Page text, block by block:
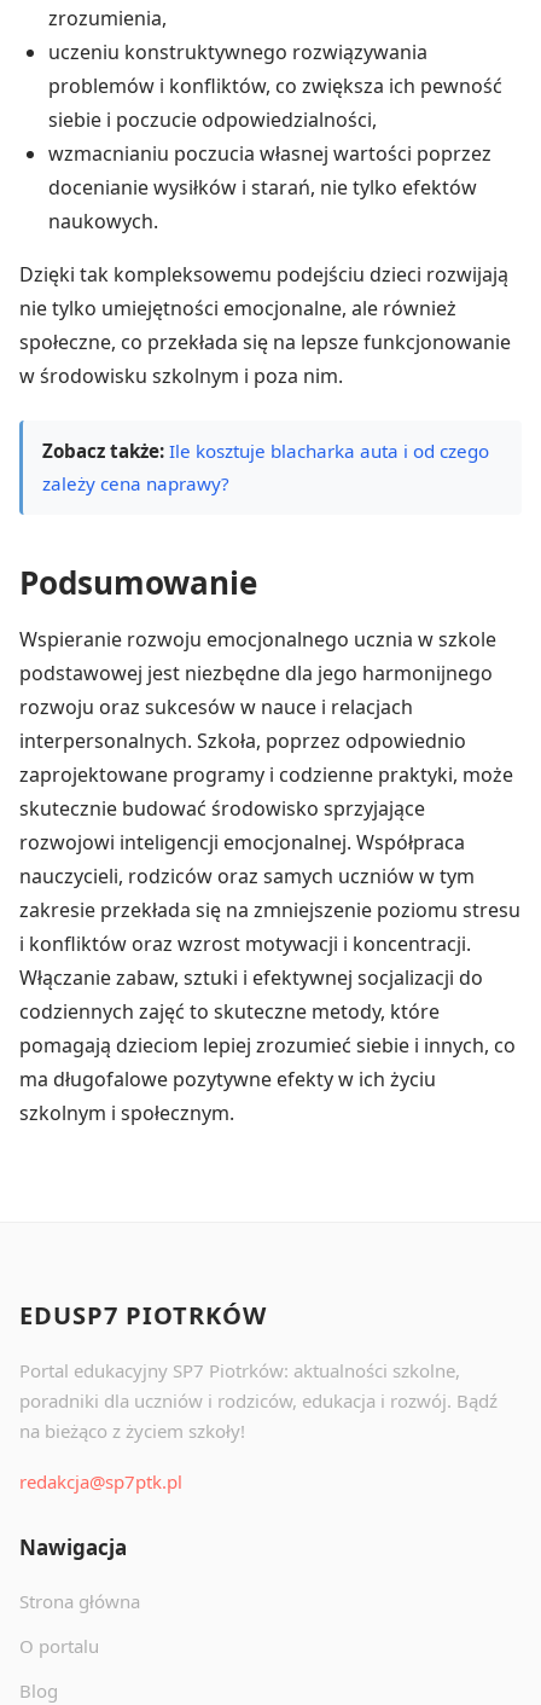
zrozumienia,
uczeniu konstruktywnego rozwiązywania
problemów i konfliktów, co zwiększa ich pewność
siebie i poczucie odpowiedzialności,
wzmacnianiu poczucia własnej wartości poprzez
docenianie wysiłków i starań, nie tylko efektów
naukowych.
Dzięki tak kompleksowemu podejściu dzieci rozwijają
nie tylko umiejętności emocjonalne, ale również
społeczne, co przekłada się na lepsze funkcjonowanie
w środowisku szkolnym i poza nim.
Zobacz także: Ile kosztuje blacharka auta i od czego
zależy cena naprawy?
Podsumowanie
Wspieranie rozwoju emocjonalnego ucznia w szkole
podstawowej jest niezbędne dla jego harmonijnego
rozwoju oraz sukcesów w nauce i relacjach
interpersonalnych. Szkoła, poprzez odpowiednio
zaprojektowane programy i codzienne praktyki, może
skutecznie budować środowisko sprzyjające
rozwojowi inteligencji emocjonalnej. Współpraca
nauczycieli, rodziców oraz samych uczniów w tym
zakresie przekłada się na zmniejszenie poziomu stresu
i konfliktów oraz wzrost motywacji i koncentracji.
Włączanie zabaw, sztuki i efektywnej socjalizacji do
codziennych zajęć to skuteczne metody, które
pomagają dzieciom lepiej zrozumieć siebie i innych, co
ma długofalowe pozytywne efekty w ich życiu
szkolnym i społecznym.
EDUSP7 PIOTRKÓW
Portal edukacyjny SP7 Piotrków: aktualności szkolne,
poradniki dla uczniów i rodziców, edukacja i rozwój. Bądź
na bieżąco z życiem szkoły!
redakcja@sp7ptk.pl
Nawigacja
Strona główna
O portalu
Blog